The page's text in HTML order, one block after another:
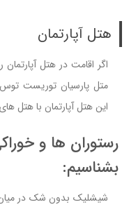
هتل آپارتمان
اگر اقامت در هتل
متل پارسیان توریست
این هتل آپارتمان با هتل های 3 ستاره تفاوت چندانی ندارد.
رستوران ها و
بشناسیم:
شیشلیک بدون شک در